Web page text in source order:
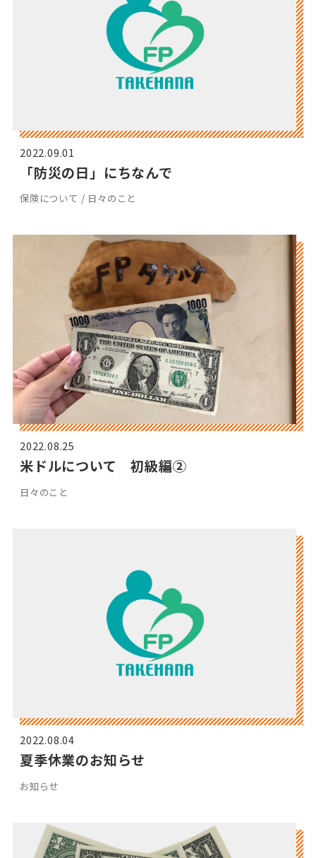
2022.09.01
「防災の日」にちなんで
保険について / 日々のこと
2022.08.25
米ドルについて 初級編②
日々のこと
2022.08.04
夏季休業のお知らせ
お知らせ